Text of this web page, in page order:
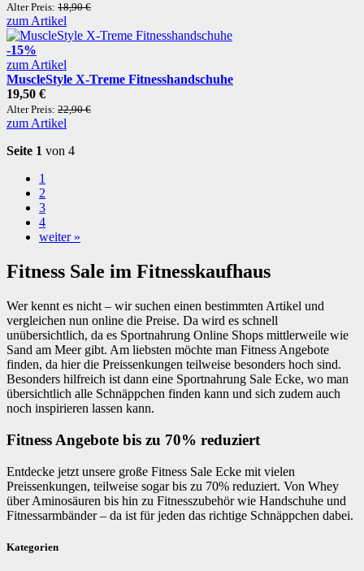
Alter Preis: 18,90 €
zum Artikel
-15%
zum Artikel
MuscleStyle X-Treme Fitnesshandschuhe
19,50 €
Alter Preis: 22,90 €
zum Artikel
Seite 1 von 4
1
2
3
4
weiter »
Fitness Sale im Fitnesskaufhaus
Wer kennt es nicht – wir suchen einen bestimmten Artikel und
vergleichen nun online die Preise. Da wird es schnell
unübersichtlich, da es Sportnahrung Online Shops mittlerweile wie
Sand am Meer gibt. Am liebsten möchte man Fitness Angebote
finden, da hier die Preissenkungen teilweise besonders hoch sind.
Besonders hilfreich ist dann eine Sportnahrung Sale Ecke, wo man
übersichtlich alle Schnäppchen finden kann und sich zudem auch
noch inspirieren lassen kann.
Fitness Angebote bis zu 70% reduziert
Entdecke jetzt unsere große Fitness Sale Ecke mit vielen
Preissenkungen, teilweise sogar bis zu 70% reduziert. Von Whey
über Aminosäuren bis hin zu Fitnesszubehör wie Handschuhe und
Fitnessarmbänder – da ist für jeden das richtige Schnäppchen dabei.
Kategorien